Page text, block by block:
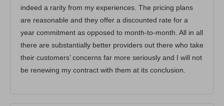
indeed a rarity from my experiences. The pricing plans
are reasonable and they offer a discounted rate for a
year commitment as opposed to month-to-month. All in all
there are substantially better providers out there who take
their customers’ concerns far more seriously and I will not
be renewing my contract with them at its conclusion.